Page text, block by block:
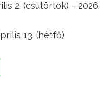
2. (csütörtök) – 2026.
13. (hétfő)